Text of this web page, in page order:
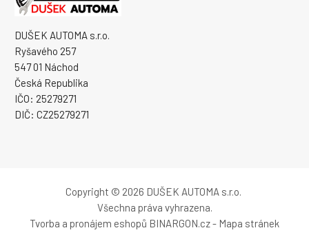
DUŠEK AUTOMA s.r.o.
Ryšavého 257
547 01 Náchod
Česká Republika
IČO: 25279271
DIČ: CZ25279271
Copyright © 2026 DUŠEK AUTOMA s.r.o.
Všechna práva vyhrazena.
Tvorba a pronájem eshopů BINARGON.cz- Mapa stránek